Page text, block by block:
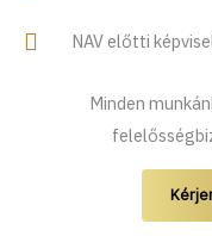
NAV előtti
Minden